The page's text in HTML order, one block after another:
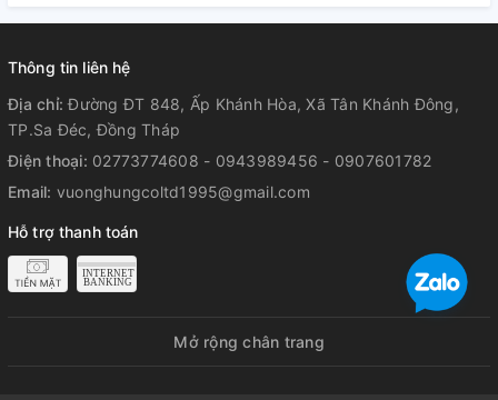
Thông tin liên hệ
Địa chỉ:Đường ĐT 848, Ấp Khánh Hòa, Xã Tân Khánh Đông,
TP.Sa Đéc, Đồng Tháp
Điện thoại: 02773774608 - 0943989456 - 0907601782
Email: vuonghungcoltd1995@gmail.com
Hỗ trợ thanh toán
Mở rộng chân trang